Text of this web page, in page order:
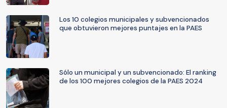
Los 10 colegios municipales y subvencionados
que obtuvieron mejores puntajes en la PAES
Sólo un municipal y un subvencionado: El ranking
de los 100 mejores colegios de la PAES 2024